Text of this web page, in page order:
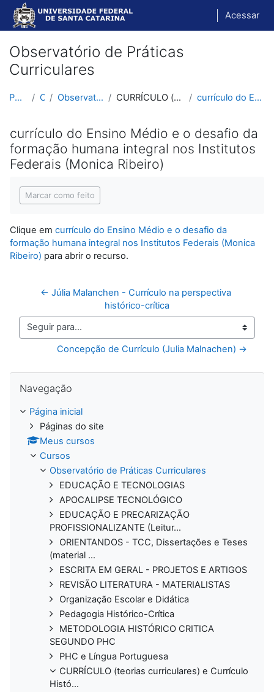
Ir para o conteúdo principal
Acessar
Observatório de Práticas
Curriculares
Página inicial Cursos Observatório de Práticas Curriculares CURRÍCULO (teorias curriculares) e Currículo Histó... currículo do Ensino Médio e o desafio da formação...
currículo do Ensino Médio e o desafio da
formação humana integral nos Institutos
Federais (Monica Ribeiro)
Marcar como feito
Clique em currículo do Ensino Médio e o desafio da
formação humana integral nos Institutos Federais (Monica
Ribeiro) para abrir o recurso.
← Júlia Malanchen - Currículo na perspectiva
histórico-crítica
Seguir para...
Concepção de Currículo (Julia Malnachen) →
Navegação
Página inicial
Páginas do site
Meus cursos
Cursos
Observatório de Práticas Curriculares
EDUCAÇÃO E TECNOLOGIAS
APOCALIPSE TECNOLÓGICO
EDUCAÇÃO E PRECARIZAÇÃO
PROFISSIONALIZANTE (Leitur...
ORIENTANDOS - TCC, Dissertações e Teses
(material ...
ESCRITA EM GERAL - PROJETOS E ARTIGOS
REVISÃO LITERATURA - MATERIALISTAS
Organização Escolar e Didática
Pedagogia Histórico-Crítica
METODOLOGIA HISTÓRICO CRITICA
SEGUNDO PHC
PHC e Língua Portuguesa
CURRÍCULO (teorias curriculares) e Currículo
Histó...